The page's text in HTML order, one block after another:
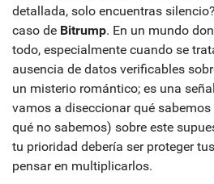
detallada, solo encuentras
caso de Bitrump. En un mundo
todo, especialmente cuando se
ausencia de datos verificables
un misterio romántico; es una
vamos a diseccionar qué
qué no sabemos) sobre este
tu prioridad debería ser proteger
pensar en multiplicarlos.